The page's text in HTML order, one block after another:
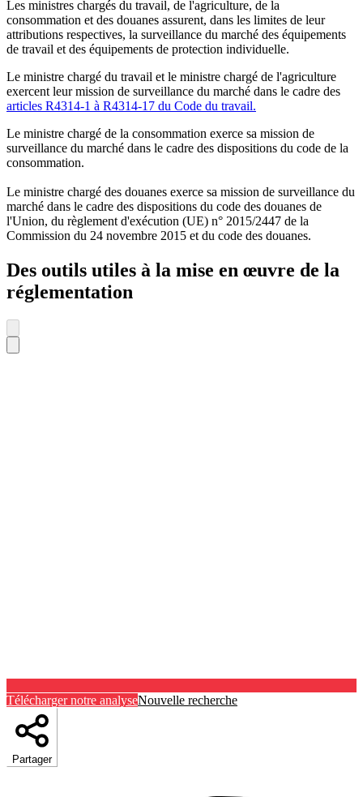
Les ministres chargés du travail, de l'agriculture, de la
consommation et des douanes assurent, dans les limites de leur
attributions respectives, la surveillance du marché des équipements
de travail et des équipements de protection individuelle.
Le ministre chargé du travail et le ministre chargé de l'agriculture
exercent leur mission de surveillance du marché dans le cadre des
articles R4314-1 à R4314-17 du Code du travail.
Le ministre chargé de la consommation exerce sa mission de
surveillance du marché dans le cadre des dispositions du code de la
consommation.
Le ministre chargé des douanes exerce sa mission de surveillance du
marché dans le cadre des dispositions du code des douanes de
l'Union, du règlement d'exécution (UE) n° 2015/2447 de la
Commission du 24 novembre 2015 et du code des douanes.
Des outils utiles à la mise en œuvre de la
réglementation
Télécharger notre analyseNouvelle recherche
Partager